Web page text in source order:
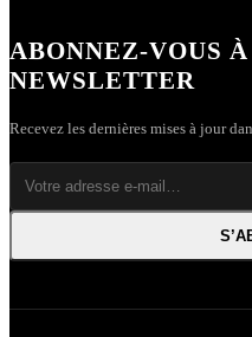
ABONNEZ-VOUS
NEWSLETTER
Recevez les dernières mises à jour